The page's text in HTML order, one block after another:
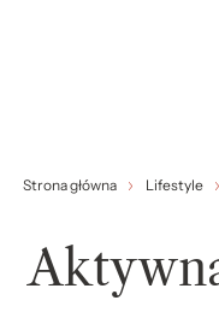
Strona główna Lifestyle